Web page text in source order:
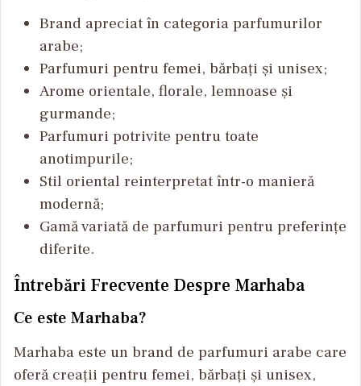
Brand apreciat în categoria parfumurilor
arabe;
Parfumuri pentru femei, bărbați și unisex;
Arome orientale, florale, lemnoase și
gurmande;
Parfumuri potrivite pentru toate
anotimpurile;
Stil oriental reinterpretat într-o manieră
modernă;
Gamă variată de parfumuri pentru preferințe
diferite.
Întrebări Frecvente Despre Marhaba
Ce este Marhaba?
Marhaba este un brand de parfumuri arabe care
oferă creații pentru femei, bărbați și unisex,